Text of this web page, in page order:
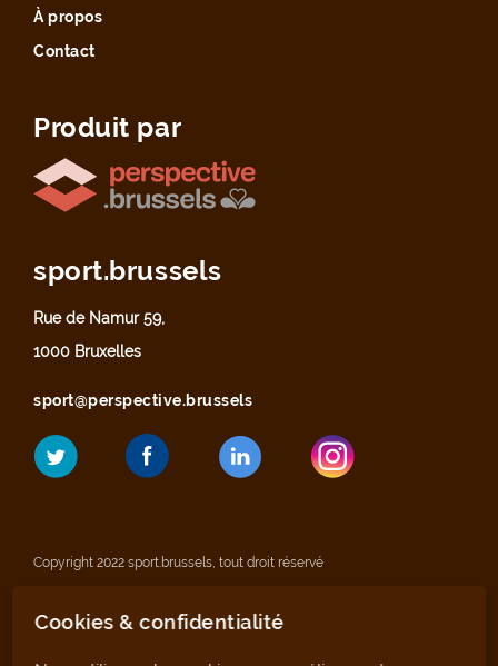
À propos
Contact
Produit par
sport.brussels
Rue de Namur 59,
1000 Bruxelles
sport@perspective.brussels
Copyright 2022 sport.brussels, tout droit réservé
Mentions légales
Cookies & confidentialité